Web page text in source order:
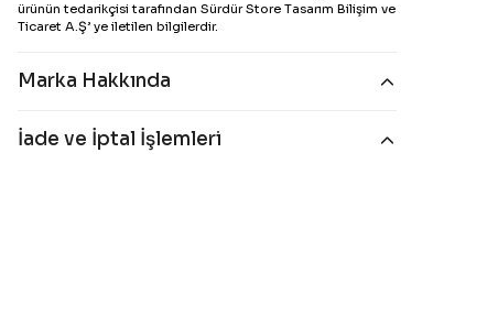
ürünün tedarikçisi tarafından Sürdür Store Tasarım Bilişim ve
Ticaret A.Ş’ ye iletilen bilgilerdir.
Marka Hakkında
İade ve İptal İşlemleri